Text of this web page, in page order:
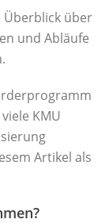
Überblick über
und Abläufe
KMU
Artikel als